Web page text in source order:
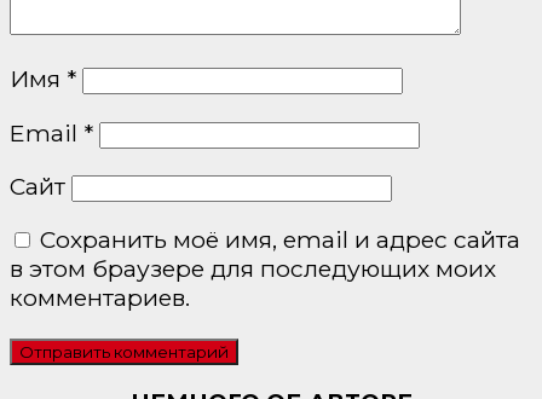
Имя *
Email *
Сайт
Сохранить моё имя, email и адрес сайта
в этом браузере для последующих моих
комментариев.